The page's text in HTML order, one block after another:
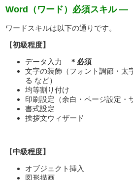
Word（ワード）必須スキル —
ワードスキルは以下の通りです。
【初級程度】
データ入力
＊必須
文字の装飾（フォント調節・太
る など）
均等割り付け
印刷設定（余白・ページ設定・
書式設定
挨拶文ウィザード
【中級程度】
オブジェクト挿入
図形描画